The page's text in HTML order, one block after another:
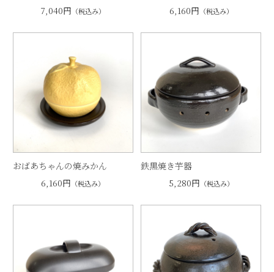
7,040円 （税込み）
6,160円 （税込み）
おばあちゃんの焼みかん
6,160円 （税込み）
鉄黒焼き芋器
5,280円 （税込み）